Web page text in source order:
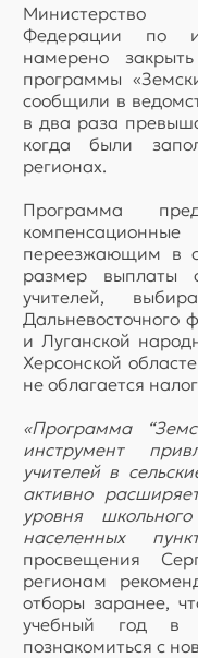
Министерство
Федерации по
намерено
программы
сообщили в
в два раза
когда были
регионах.
Программа
переезжающим в
размер выплаты
учителей,
Дальневосточного
и Луганской
Херсонской
не облагается
«Программа
инструмент
учителей в
активно
уровня
населенных
просвещения
регионам
отборы заранее,
учебный год в
познакомиться с